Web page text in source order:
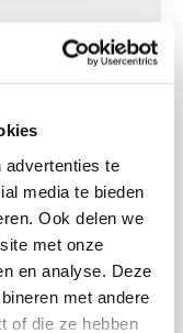
advertenties te
media te bieden
Ook delen we
met onze
en analyse. Deze
met andere
of die ze hebben